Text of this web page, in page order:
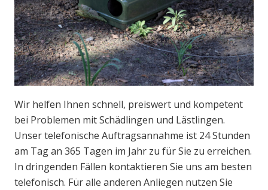
Wir helfen Ihnen schnell, preiswert und kompetent
bei Problemen mit Schädlingen und Lästlingen.
Unser telefonische Auftragsannahme ist 24 Stunden
am Tag an 365 Tagen im Jahr zu für Sie zu erreichen.
In dringenden Fällen kontaktieren Sie uns am besten
telefonisch. Für alle anderen Anliegen nutzen Sie